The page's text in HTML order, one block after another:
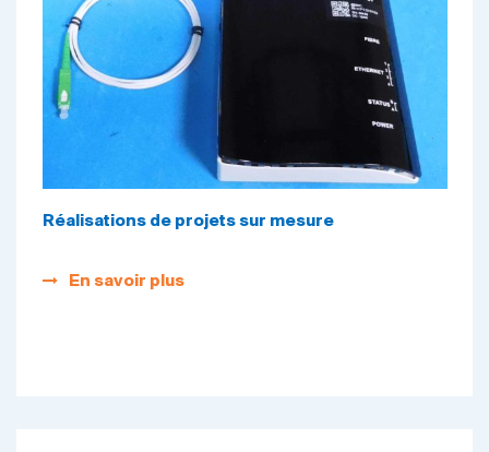
Réalisations de projets sur mesure
En savoir plus